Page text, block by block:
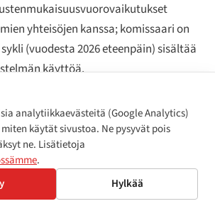
yhteisöjen kanssa; komissaari on
(vuodesta 2026 eteenpäin) sisältää
käyttöä.
tarina on maan eniten
arviointia on dokumentoinut
jättämisen ja
pysyvän alikäytön. Ontario on
2025 tavoitteen jääneen
analytiikkaevästeitä (Google Analytics)
käytät sivustoa. Ne pysyvät pois
ne. Lisätietoja
.
Hylkää